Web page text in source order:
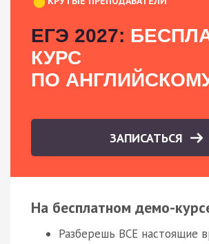
ЕГЭ 2027:
КУРС
ПО
ЗАПИСАТЬСЯ
На бесплатном демо-
Разберешь ВСЕ настоящие